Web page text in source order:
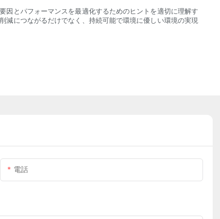
因とパフォーマンスを最適化するためのヒントを適切に理解す
減につながるだけでなく、持続可能で環境に優しい環境の実現
電話